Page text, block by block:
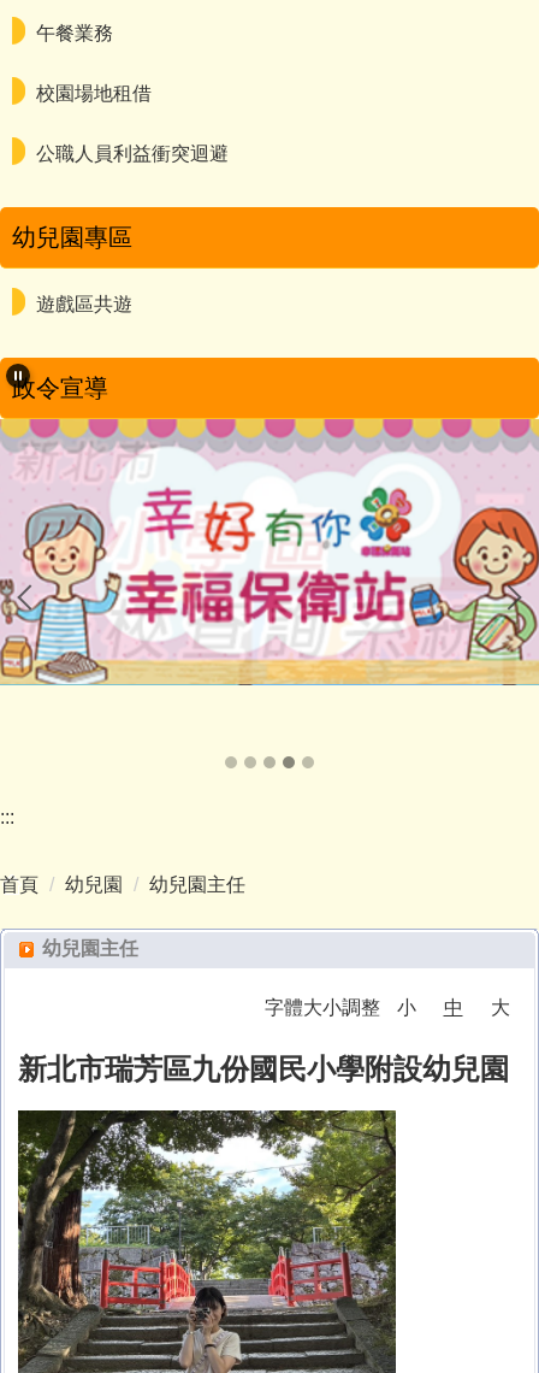
午餐業務
校園場地租借
公職人員利益衝突迴避
幼兒園專區
遊戲區共遊
政令宣導
:::
首頁 幼兒園 幼兒園主任
幼兒園主任
字體大小調整 小 中 大
新北市瑞芳區九份國民小學附設幼兒園